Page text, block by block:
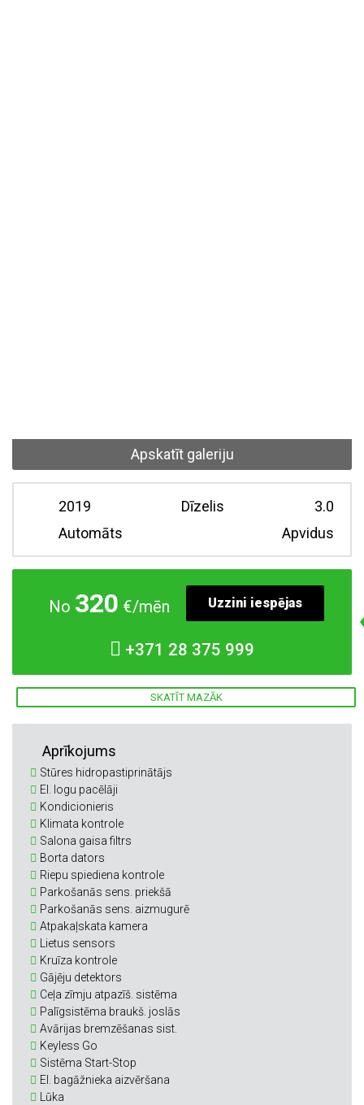
Apskatīt galeriju
2019 Dīzelis
3.0
Automāts
Apvidus
No 320 €/mēn Uzzini iespējas
+371 28 375 999
SKATĪT MAZĀK
Aprīkojums
Stūres hidropastiprinātājs
El. logu pacēlāji
Kondicionieris
Klimata kontrole
Salona gaisa filtrs
Borta dators
Riepu spiediena kontrole
Parkošanās sens. priekšā
Parkošanās sens. aizmugurē
Atpakaļskata kamera
Lietus sensors
Kruīza kontrole
Gājēju detektors
Ceļa zīmju atpazīš. sistēma
Palīgsistēma braukš. joslās
Avārijas bremzēšanas sist.
Keyless Go
Sistēma Start-Stop
El. bagāžnieka aizvēršana
Lūka